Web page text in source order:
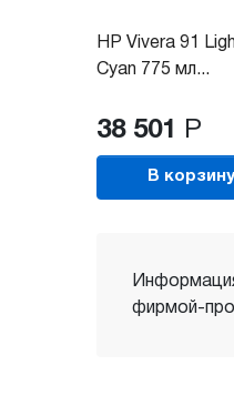
HP Vivera 91
Cyan 775 мл...
38 501 Р
В корзину
фирмой-